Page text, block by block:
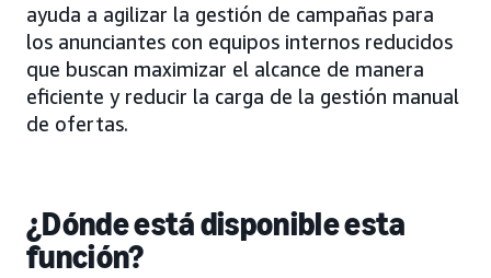
ayuda a agilizar la gestión de campañas para
los anunciantes con equipos internos reducidos
que buscan maximizar el alcance de manera
eficiente y reducir la carga de la gestión manual
de ofertas.
¿Dónde está disponible esta
función?